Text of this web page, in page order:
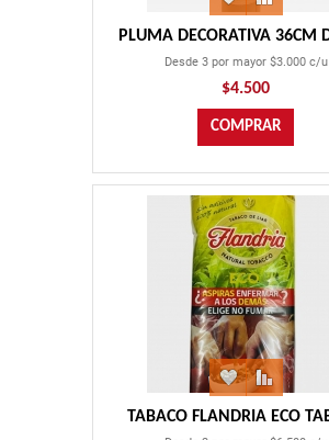
PLUMA DECORATIVA 36CM
Desde 3 por mayor $3.000 c/u
$4.500
TABACO FLANDRIA ECO